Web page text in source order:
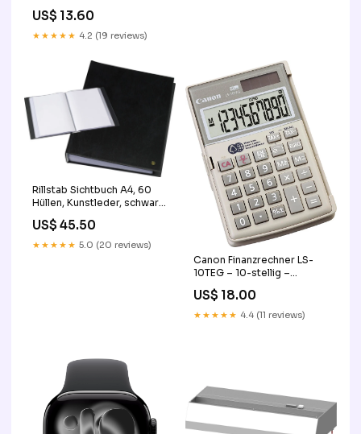
US$ 13.60
★★★★★ 4.2 (19 reviews)
Rillstab Sichtbuch A4, 60
Hüllen, Kunstleder, schwarz
base-discountable
US$ 45.50
★★★★★ 5.0 (20 reviews)
Canon Finanzrechner LS-
10TEG – 10-stellig –
Solar/Batterie – Grau base-
discountable
US$ 18.00
★★★★★ 4.4 (11 reviews)